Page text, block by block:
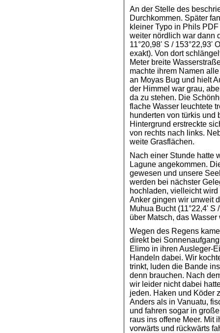
An der Stelle des
Durchkommen. Später
kleiner Typo in Phils
weiter nördlich war dann
11°20,98' S / 153°22,93'
exakt). Von dort
Meter breite
machte ihrem Namen
an Moyas Bug und hielt
der Himmel war grau,
da zu stehen. Die
flache Wasser leuchtete
hunderten von türkis und
Hintergrund erstreckte
von rechts nach links.
weite Grasflächen.
Nach einer Stunde hatte
Lagune angekommen.
gewesen und unsere
werden bei nächster
hochladen, vielleicht
Anker gingen wir unweit
Muhua Bucht (11°22,4' S
über Matsch, das
Wegen des Regens
direkt bei
Elimo in ihren Ausleger-
Handeln dabei. Wir
trinkt, luden die Bande
denn brauchen. Nach
wir leider nicht dabei
jeden. Haken und Köder
Anders als in Vanuatu,
und fahren sogar in
raus ins offene Meer. Mit
vorwärts und rückwärts